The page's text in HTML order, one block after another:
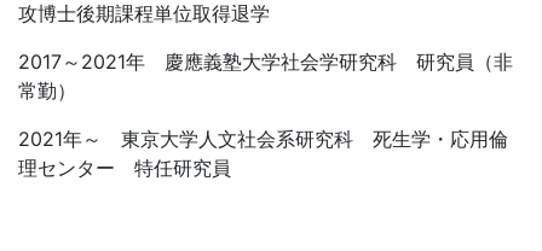
攻博士後期課程単位取得退学
2017～2021年 慶應義塾大学社会学研究科 研究員（非
常勤）
2021年～ 東京大学人文社会系研究科 死生学・応用倫
理センター 特任研究員